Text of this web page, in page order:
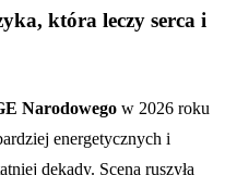
która leczy serca i
Narodowego w 2026 roku
energetycznych i
dekady. Scena ruszyła